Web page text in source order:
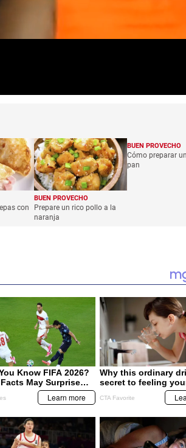
con
BUEN PROVECHO
Prepare un rico pollo a la
naranja
BUEN PROVECHO
Cómo preparar
pan